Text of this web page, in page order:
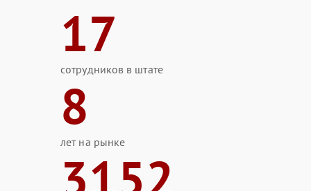
17
сотрудников в штате
8
лет на рынке